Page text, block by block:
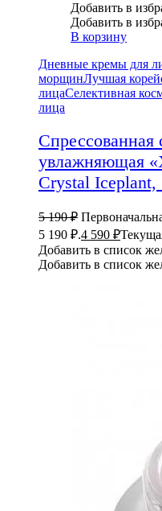
Добавить в
Добавить в
В корзину
Дневные кремы для
морщинЛучшая
лицаСелективная
лица
увлажняющая
Crystal Iceplant,
5 190₽
5 190 ₽.4 590 ₽
Добавить в список
Добавить в список